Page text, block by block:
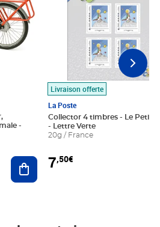
Ajouter au panier
Livraison offerte
La Poste
Collector 4 timbres - Le Petit
- Lettre Verte
20g / France
7,50€